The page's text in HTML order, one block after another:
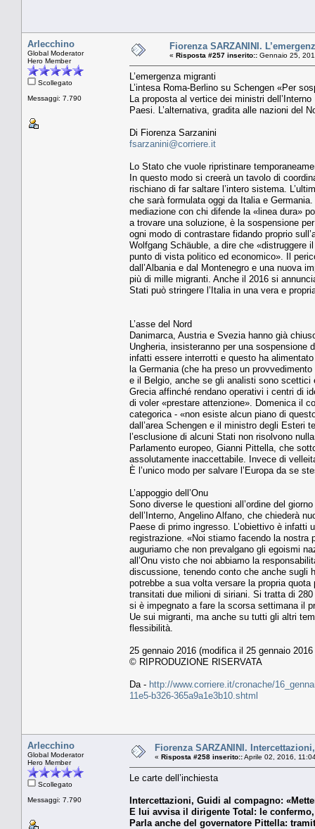
Arlecchino
Global Moderator
Hero Member
Scollegato
Messaggi: 7.790
Fiorenza SARZANINI.
« Risposta #257 inserito:: Gennaio 25,
L’emergenza migranti
L’intesa Roma-Berlino su Schengen «Per
La proposta al vertice dei ministri
Paesi. L’alternativa, gradita alle nazioni del
Di Fiorenza Sarzanini
fsarzanini@corriere.it
Lo Stato che vuole ripristinare
In questo modo si creerà un tavolo di
rischiano di far saltare l’intero sistema.
che sarà formulata oggi da Italia e
mediazione con chi difende la «linea dura»
a trovare una soluzione, è la sospensione
ogni modo di contrastare fidando proprio
Wolfgang Schäuble, a dire che «distruggere
punto di vista politico ed economico». Il
dall’Albania e dal Montenegro e una nuova
più di mille migranti. Anche il 2016 si
Stati può stringere l’Italia in una vera e
L’asse del Nord
Danimarca, Austria e Svezia hanno già
Ungheria, insisteranno per una sospensione
infatti essere interrotti e questo ha
la Germania (che ha preso un
e il Belgio, anche se gli analisti sono
Grecia affinché rendano operativi i centri di
di voler «prestare attenzione». Domenica il
categorica - «non esiste alcun piano di
dall’area Schengen e il ministro degli Esteri
l’esclusione di alcuni Stati non risolvono
Parlamento europeo, Gianni Pittella, che
assolutamente inaccettabile. Invece di
È l’unico modo per salvare l’Europa da se
L’appoggio dell’Onu
Sono diverse le questioni all’ordine del
dell’Interno, Angelino Alfano, che chiederà
Paese di primo ingresso. L’obiettivo è infatti
registrazione. «Noi stiamo facendo la nostra
auguriamo che non prevalgano gli egoismi
all’Onu visto che noi abbiamo la
discussione, tenendo conto che anche sugli
potrebbe a sua volta versare la propria
transitati due milioni di siriani. Si tratta di
si è impegnato a fare la scorsa settimana il
Ue sui migranti, ma anche su tutti gli altri
flessibilità.
25 gennaio 2016 (modifica il 25 gennaio
© RIPRODUZIONE RISERVATA
Da - http://www.corriere.it/cronache/
11e5-b326-365a9a1e3b10.shtml
Arlecchino
Global Moderator
Hero Member
Scollegato
Messaggi: 7.790
Fiorenza SARZANINI.
« Risposta #258 inserito::Aprile 02, 2016,
Le carte dell’inchiesta
Intercettazioni, Guidi al compagno:
E lui avvisa il dirigente Total: le
Parla anche del governatore Pittella: